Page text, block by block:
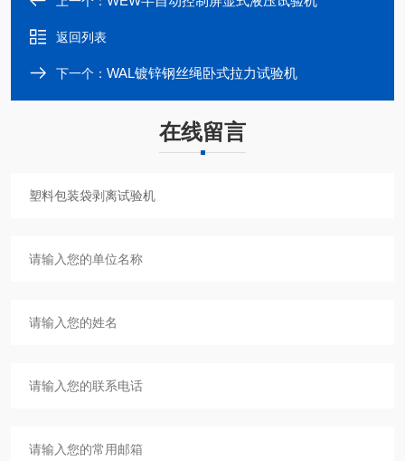
返回列表
下一个： WAL镀锌钢丝绳卧式拉力试验机
在线留言